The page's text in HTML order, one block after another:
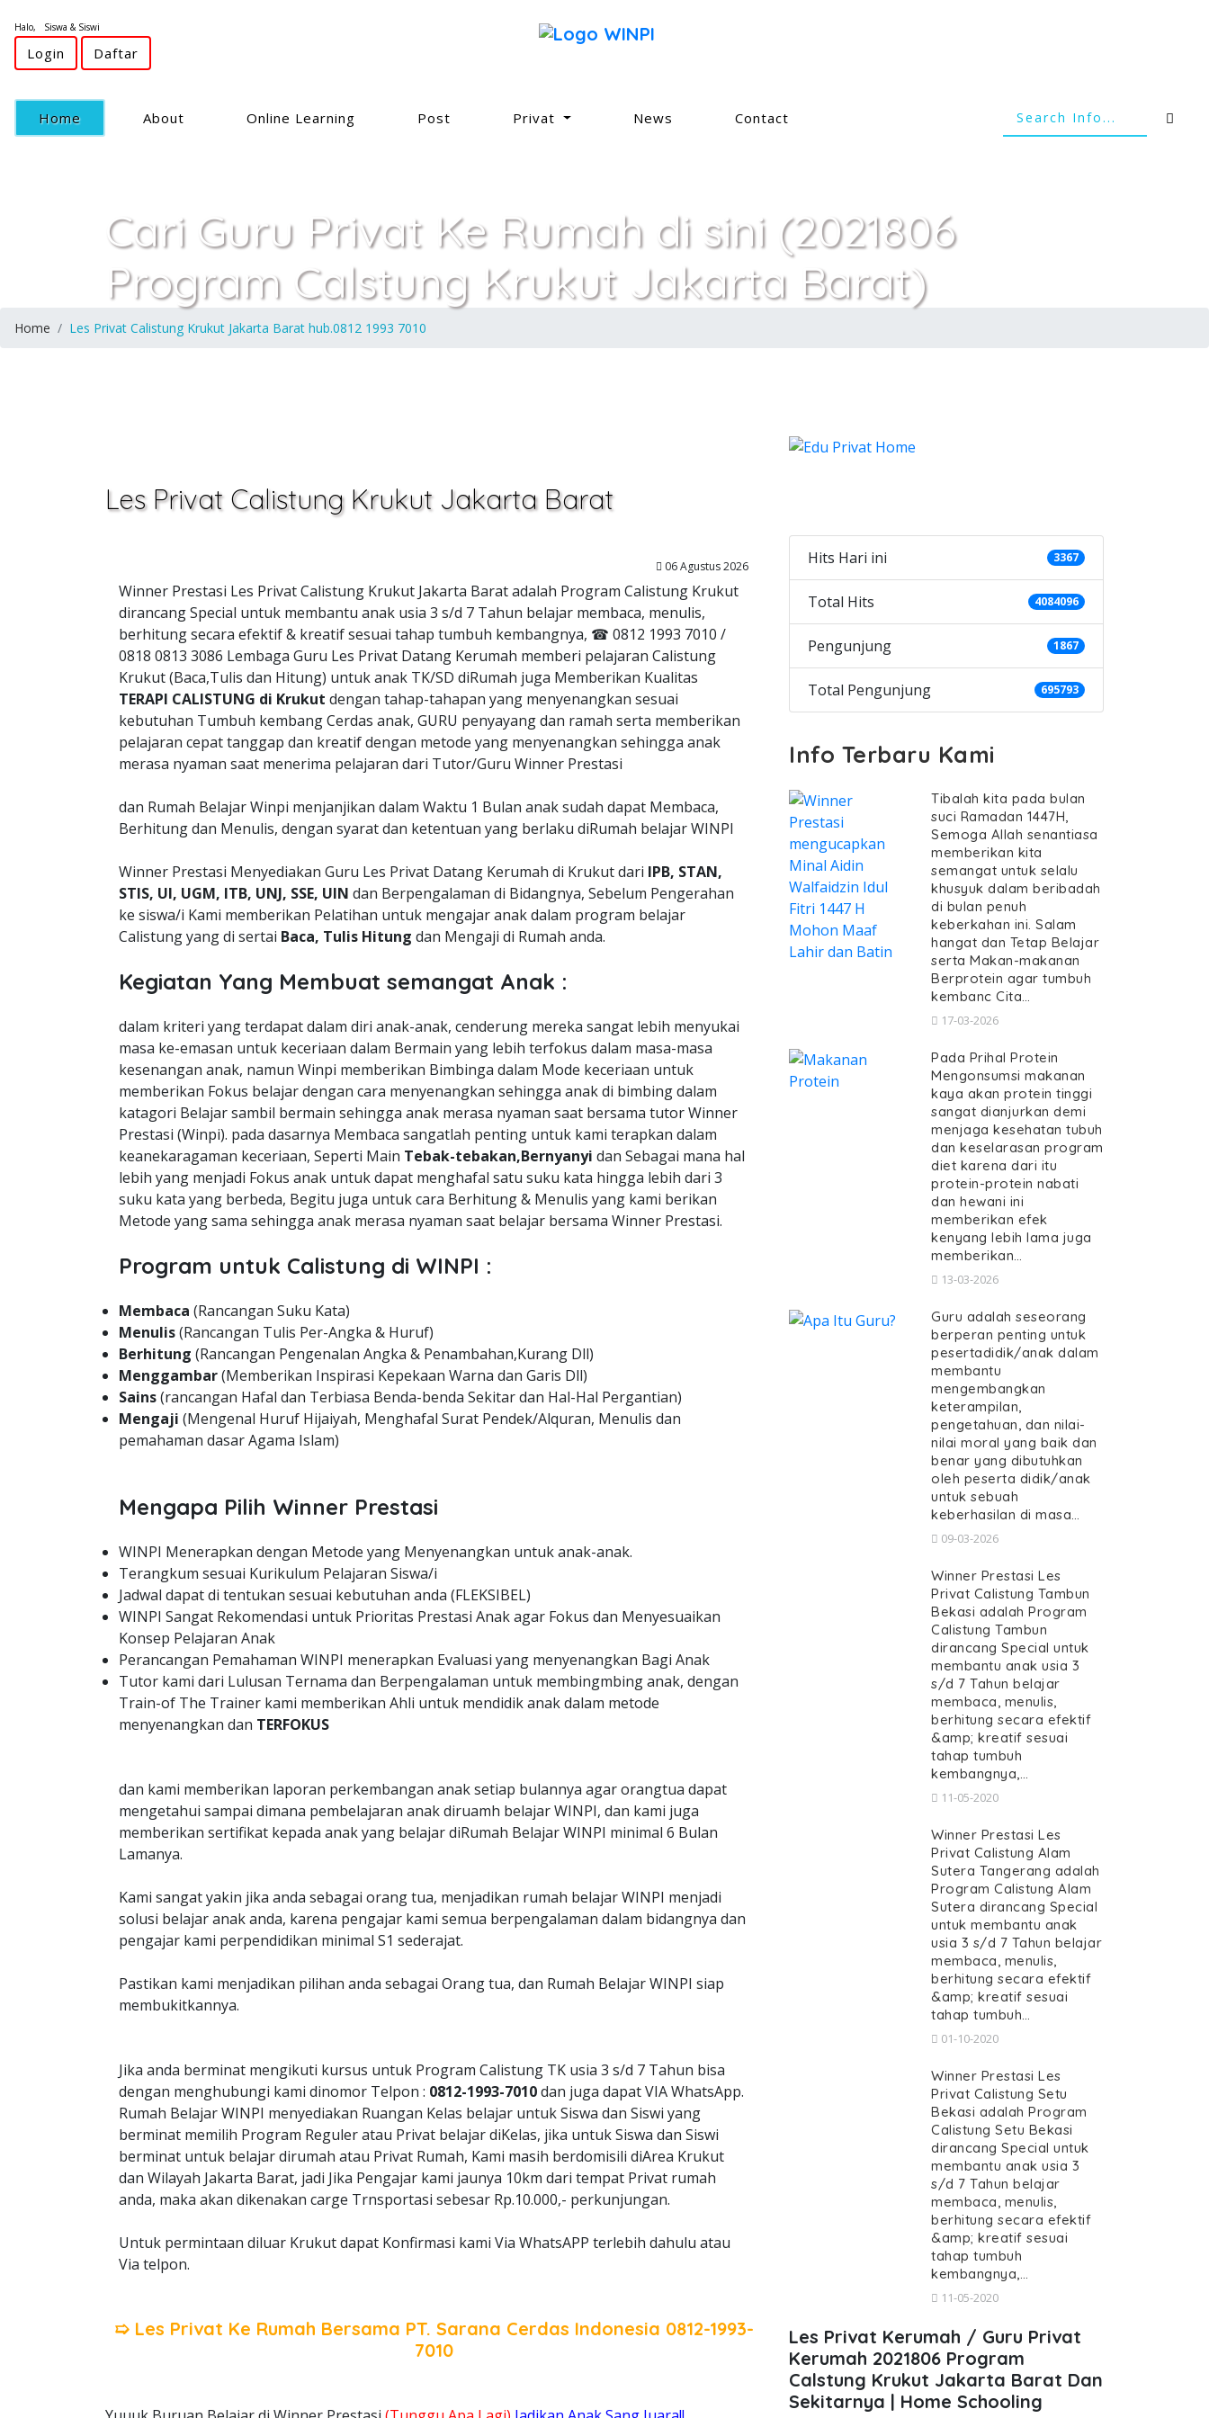
Halo, Siswa & Siswi
Login Daftar
Home(current) About Online Learning Post Privat News Contact
Cari Guru Privat Ke Rumah di sini (2021806
Program Calstung Krukut Jakarta Barat)
Home Les Privat Calistung Krukut Jakarta Barat hub.0812 1993 7010
Les Privat Calistung Krukut Jakarta Barat
06 Agustus 2026
Winner Prestasi Les Privat Calistung Krukut Jakarta Barat adalah Program Calistung Krukut
dirancang Special untuk membantu anak usia 3 s/d 7 Tahun belajar membaca, menulis,
berhitung secara efektif & kreatif sesuai tahap tumbuh kembangnya, ☎ 0812 1993 7010 /
0818 0813 3086 Lembaga Guru Les Privat Datang Kerumah memberi pelajaran Calistung
Krukut (Baca,Tulis dan Hitung) untuk anak TK/SD diRumah juga Memberikan Kualitas
TERAPI CALISTUNG di Krukut dengan tahap-tahapan yang menyenangkan sesuai
kebutuhan Tumbuh kembang Cerdas anak, GURU penyayang dan ramah serta memberikan
pelajaran cepat tanggap dan kreatif dengan metode yang menyenangkan sehingga anak
merasa nyaman saat menerima pelajaran dari Tutor/Guru Winner Prestasi
dan Rumah Belajar Winpi menjanjikan dalam Waktu 1 Bulan anak sudah dapat Membaca,
Berhitung dan Menulis, dengan syarat dan ketentuan yang berlaku diRumah belajar WINPI
Winner Prestasi Menyediakan Guru Les Privat Datang Kerumah di Krukut dari IPB, STAN,
STIS, UI, UGM, ITB, UNJ, SSE, UIN dan Berpengalaman di Bidangnya, Sebelum Pengerahan
ke siswa/i Kami memberikan Pelatihan untuk mengajar anak dalam program belajar
Calistung yang di sertai Baca, Tulis Hitung dan Mengaji di Rumah anda.
Kegiatan Yang Membuat semangat Anak :
dalam kriteri yang terdapat dalam diri anak-anak, cenderung mereka sangat lebih menyukai
masa ke-emasan untuk keceriaan dalam Bermain yang lebih terfokus dalam masa-masa
kesenangan anak, namun Winpi memberikan Bimbinga dalam Mode keceriaan untuk
memberikan Fokus belajar dengan cara menyenangkan sehingga anak di bimbing dalam
katagori Belajar sambil bermain sehingga anak merasa nyaman saat bersama tutor Winner
Prestasi (Winpi). pada dasarnya Membaca sangatlah penting untuk kami terapkan dalam
keanekaragaman keceriaan, Seperti Main Tebak-tebakan,Bernyanyi dan Sebagai mana hal
lebih yang menjadi Fokus anak untuk dapat menghafal satu suku kata hingga lebih dari 3
suku kata yang berbeda, Begitu juga untuk cara Berhitung & Menulis yang kami berikan
Metode yang sama sehingga anak merasa nyaman saat belajar bersama Winner Prestasi.
Program untuk Calistung di WINPI :
Membaca (Rancangan Suku Kata)
Menulis(Rancangan Tulis Per-Angka & Huruf)
Berhitung (Rancangan Pengenalan Angka & Penambahan,Kurang Dll)
Menggambar(Memberikan Inspirasi Kepekaan Warna dan Garis Dll)
Sains(rancangan Hafal dan Terbiasa Benda-benda Sekitar dan Hal-Hal Pergantian)
Mengaji (Mengenal Huruf Hijaiyah, Menghafal Surat Pendek/Alquran, Menulis dan
pemahaman dasar Agama Islam)
Mengapa Pilih Winner Prestasi
WINPI Menerapkan dengan Metode yang Menyenangkan untuk anak-anak.
Terangkum sesuai Kurikulum Pelajaran Siswa/i
Jadwal dapat di tentukan sesuai kebutuhan anda (FLEKSIBEL)
WINPI Sangat Rekomendasi untuk Prioritas Prestasi Anak agar Fokus dan Menyesuaikan
Konsep Pelajaran Anak
Perancangan Pemahaman WINPI menerapkan Evaluasi yang menyenangkan Bagi Anak
Tutor kami dari Lulusan Ternama dan Berpengalaman untuk membingmbing anak, dengan
Train-of The Trainer kami memberikan Ahli untuk mendidik anak dalam metode
menyenangkan dan TERFOKUS
dan kami memberikan laporan perkembangan anak setiap bulannya agar orangtua dapat
mengetahui sampai dimana pembelajaran anak diruamh belajar WINPI, dan kami juga
memberikan sertifikat kepada anak yang belajar diRumah Belajar WINPI minimal 6 Bulan
Lamanya.
Kami sangat yakin jika anda sebagai orang tua, menjadikan rumah belajar WINPI menjadi
solusi belajar anak anda, karena pengajar kami semua berpengalaman dalam bidangnya dan
pengajar kami perpendidikan minimal S1 sederajat.
Pastikan kami menjadikan pilihan anda sebagai Orang tua, dan Rumah Belajar WINPI siap
membukitkannya.
Jika anda berminat mengikuti kursus untuk Program Calistung TK usia 3 s/d 7 Tahun bisa
dengan menghubungi kami dinomor Telpon : 0812-1993-7010dan juga dapat VIA WhatsApp.
Rumah Belajar WINPI menyediakan Ruangan Kelas belajar untuk Siswa dan Siswi yang
berminat memilih Program Reguler atau Privat belajar diKelas, jika untuk Siswa dan Siswi
berminat untuk belajar dirumah atau Privat Rumah, Kami masih berdomisili diArea Krukut
dan Wilayah Jakarta Barat, jadi Jika Pengajar kami jaunya 10km dari tempat Privat rumah
anda, maka akan dikenakan carge Trnsportasi sebesar Rp.10.000,- perkunjungan.
Untuk permintaan diluar Krukut dapat Konfirmasi kami Via WhatsAPP terlebih dahulu atau
Via telpon.
➯ Les Privat Ke Rumah Bersama PT. Sarana Cerdas Indonesia 0812-1993-
7010
Hits Hari ini 3367
Total Hits 4084096
Pengunjung 1867
Total Pengunjung 695793
Info Terbaru Kami
Tibalah kita pada bulan
suci Ramadan 1447H,
Semoga Allah senantiasa
memberikan kita
semangat untuk selalu
khusyuk dalam beribadah
di bulan penuh
keberkahan ini. Salam
hangat dan Tetap Belajar
serta Makan-makanan
Berprotein agar tumbuh
kembanc Cita…
17-03-2026
Pada Prihal Protein
Mengonsumsi makanan
kaya akan protein tinggi
sangat dianjurkan demi
menjaga kesehatan tubuh
dan keselarasan program
diet karena dari itu
protein-protein nabati
dan hewani ini
memberikan efek
kenyang lebih lama juga
memberikan…
13-03-2026
Guru adalah seseorang
berperan penting untuk
pesertadidik/anak dalam
membantu
mengembangkan
keterampilan,
pengetahuan, dan nilai-
nilai moral yang baik dan
benar yang dibutuhkan
oleh peserta didik/anak
untuk sebuah
keberhasilan di masa…
09-03-2026
Winner Prestasi Les
Privat Calistung Tambun
Bekasi adalah Program
Calistung Tambun
dirancang Special untuk
membantu anak usia 3
s/d 7 Tahun belajar
membaca, menulis,
berhitung secara efektif
&amp; kreatif sesuai
tahap tumbuh
kembangnya,…
11-05-2020
Winner Prestasi Les
Privat Calistung Alam
Sutera Tangerang adalah
Program Calistung Alam
Sutera dirancang Special
untuk membantu anak
usia 3 s/d 7 Tahun belajar
membaca, menulis,
berhitung secara efektif
&amp; kreatif sesuai
tahap tumbuh…
01-10-2020
Winner Prestasi Les
Privat Calistung Setu
Bekasi adalah Program
Calistung Setu Bekasi
dirancang Special untuk
membantu anak usia 3
s/d 7 Tahun belajar
membaca, menulis,
berhitung secara efektif
&amp; kreatif sesuai
tahap tumbuh
kembangnya,…
11-05-2020
Les Privat Kerumah / Guru Privat
Kerumah 2021806 Program
Calstung Krukut Jakarta Barat Dan
Sekitarnya | Home Schooling